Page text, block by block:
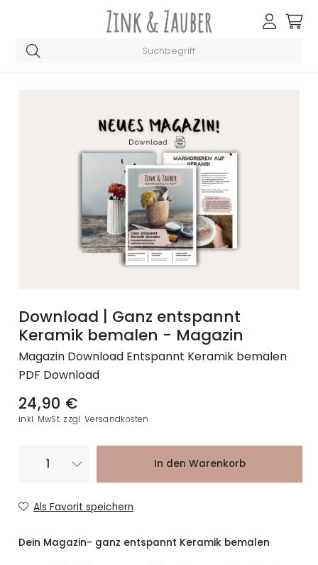
Download | Ganz entspannt
Keramik bemalen - Magazin
Magazin Download Entspannt Keramik bemalen
PDF Download
24,90 €
inkl. MwSt. zzgl. Versandkosten
In den Warenkorb
Als Favorit speichern
Dein Magazin- ganz entspannt Keramik bemalen